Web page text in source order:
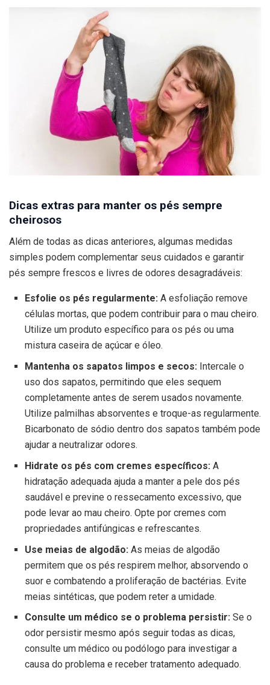
Dicas extras para manter os pés sempre
cheirosos
Além de todas as dicas anteriores, algumas medidas
simples podem complementar seus cuidados e garantir
pés sempre frescos e livres de odores desagradáveis:
Esfolie os pés regularmente:A esfoliação remove
células mortas, que podem contribuir para o mau cheiro.
Utilize um produto específico para os pés ou uma
mistura caseira de açúcar e óleo.
Mantenha os sapatos limpos e secos:Intercale o
uso dos sapatos, permitindo que eles sequem
completamente antes de serem usados novamente.
Utilize palmilhas absorventes e troque-as regularmente.
Bicarbonato de sódio dentro dos sapatos também pode
ajudar a neutralizar odores.
Hidrate os pés com cremes específicos: A
hidratação adequada ajuda a manter a pele dos pés
saudável e previne o ressecamento excessivo, que
pode levar ao mau cheiro. Opte por cremes com
propriedades antifúngicas e refrescantes.
Use meias de algodão: As meias de algodão
permitem que os pés respirem melhor, absorvendo o
suor e combatendo a proliferação de bactérias. Evite
meias sintéticas, que podem reter a umidade.
Consulte um médico se o problema persistir:Se o
odor persistir mesmo após seguir todas as dicas,
consulte um médico ou podólogo para investigar a
causa do problema e receber tratamento adequado.